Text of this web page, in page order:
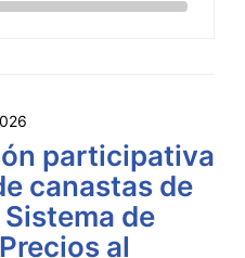
participativa
canastas de
de
al